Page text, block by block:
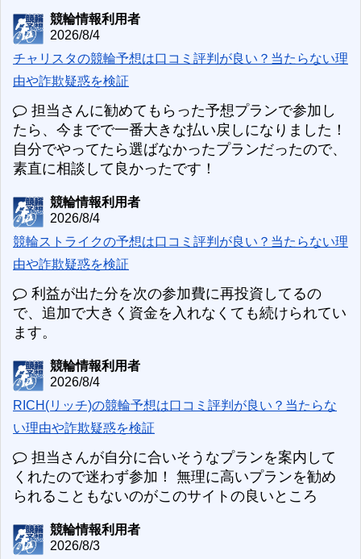
競輪情報利用者
2026/8/4
チャリスタの競輪予想は口コミ評判が良い？当たらない理
由や詐欺疑惑を検証
担当さんに勧めてもらった予想プランで参加し
たら、今までで一番大きな払い戻しになりました！
自分でやってたら選ばなかったプランだったので、
素直に相談して良かったです！
競輪情報利用者
2026/8/4
競輪ストライクの予想は口コミ評判が良い？当たらない理
由や詐欺疑惑を検証
利益が出た分を次の参加費に再投資してるの
で、追加で大きく資金を入れなくても続けられてい
ます。
競輪情報利用者
2026/8/4
RICH(リッチ)の競輪予想は口コミ評判が良い？当たらな
い理由や詐欺疑惑を検証
担当さんが自分に合いそうなプランを案内して
くれたので迷わず参加！ 無理に高いプランを勧め
られることもないのがこのサイトの良いところ
競輪情報利用者
2026/8/3